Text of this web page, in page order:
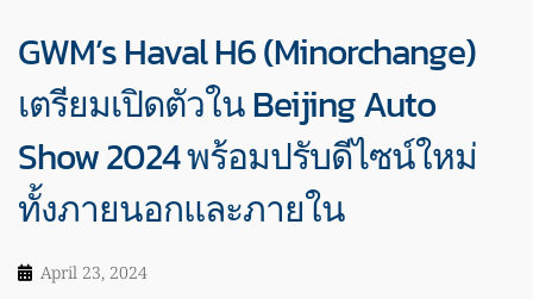
GWM’s Haval H6 (Minorchange)
เตรียมเปิดตัวใน Beijing Auto
Show 2024 พร้อมปรับดีไซน์ใหม่
ทั้งภายนอกและภายใน
April 23, 2024